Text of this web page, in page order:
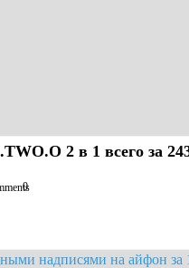
2 в 1 всего за
0